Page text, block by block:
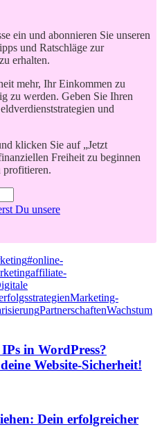
ein und abonnieren Sie unseren
und Ratschläge zur
erhalten.
mehr, Ihr Einkommen zu
zu werden. Geben Sie Ihren
und
klicken Sie auf „Jetzt
Freiheit zu beginnen
profitieren.
Du unsere
#online-
affiliate-
Marketing-
PartnerschaftenWachstum
in WordPress?
Website-Sicherheit!
Dein erfolgreicher